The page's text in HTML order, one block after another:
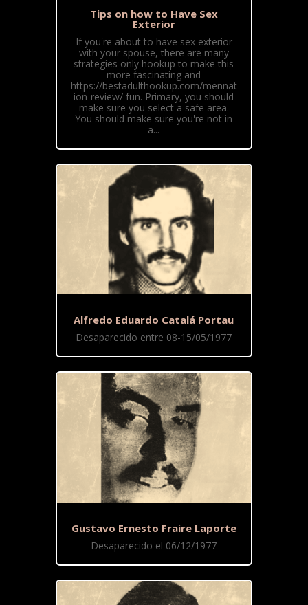
Tips on how to Have Sex
Exterior
If you're about to have sex exterior
with your spouse, there are many
strategies only hookup to make this
more fascinating and
https://bestadulthookup.com/mennat
ion-review/ fun. Primary, you should
make sure you select a safe area.
You should make sure you're not in
a...
Alfredo Eduardo Catalá Portau
Desaparecido entre 08-15/05/1977
Gustavo Ernesto Fraire Laporte
Desaparecido el 06/12/1977